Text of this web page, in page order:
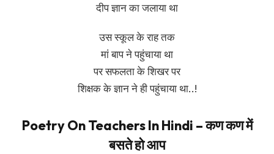
दीप ज्ञान का जलाया था
उस स्कूल के राह तक
मां बाप ने पहुंचाया था
पर सफलता के शिखर पर
शिक्षक के ज्ञान ने ही पहुंचाया था..!
Poetry On Teachers In Hindi – कण कण में
बसते हो आप